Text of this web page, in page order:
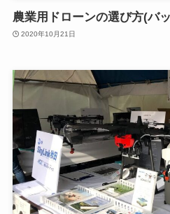
農業用ドローンの選び方(バ
2020年10月21日